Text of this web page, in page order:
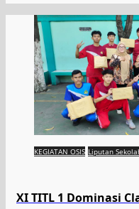
KEGIATAN OSIS Liputan
XI TITL 1 Dominasi